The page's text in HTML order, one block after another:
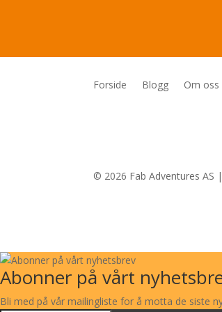
Forside Blogg Om oss
© 2026 Fab Adventures AS
Abonner på vårt
Bli med på vår mailingliste for å motta de siste